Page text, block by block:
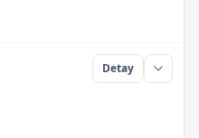
Detay